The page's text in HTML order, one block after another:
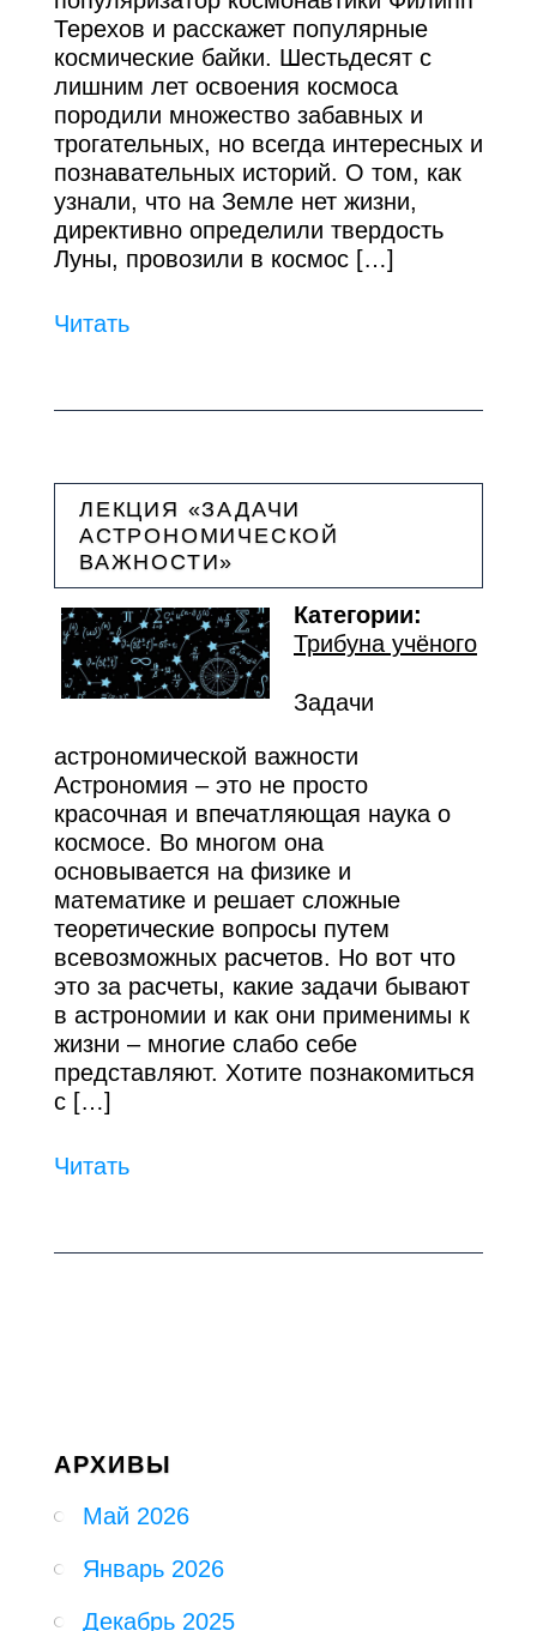
Терехов и расскажет популярные
космические байки. Шестьдесят с
лишним лет освоения космоса
породили множество забавных и
трогательных, но всегда интересных и
познавательных историй. О том, как
узнали, что на Земле нет жизни,
директивно определили твердость
Луны, провозили в космос […]
Читать
ЛЕКЦИЯ «ЗАДАЧИ
АСТРОНОМИЧЕСКОЙ
ВАЖНОСТИ»
Категории:
Трибуна учёного
Задачи
астрономической важности
Астрономия – это не просто
красочная и впечатляющая наука о
космосе. Во многом она
основывается на физике и
математике и решает сложные
теоретические вопросы путем
всевозможных расчетов. Но вот что
это за расчеты, какие задачи бывают
в астрономии и как они применимы к
жизни – многие слабо себе
представляют. Хотите познакомиться
с […]
Читать
АРХИВЫ
Май 2026
Январь 2026
Декабрь 2025